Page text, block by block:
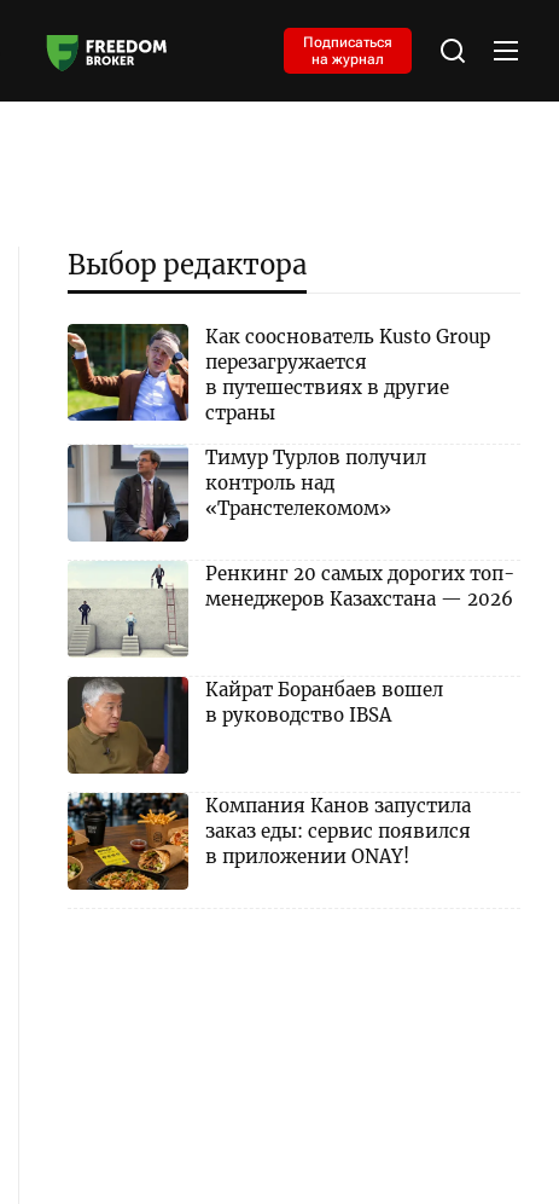
Подписаться
на журнал
Выбор редактора
Как сооснователь Kusto Group
перезагружается
в путешествиях в другие
страны
Тимур Турлов получил
контроль над
«Транстелекомом»
Ренкинг 20 самых дорогих топ-
менеджеров Казахстана — 2026
Кайрат Боранбаев вошел
в руководство IBSA
Компания Канов запустила
заказ еды: сервис появился
в приложении ONAY!